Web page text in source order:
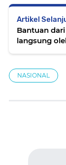
Artikel
Bantuan
langsung
NASIONAL